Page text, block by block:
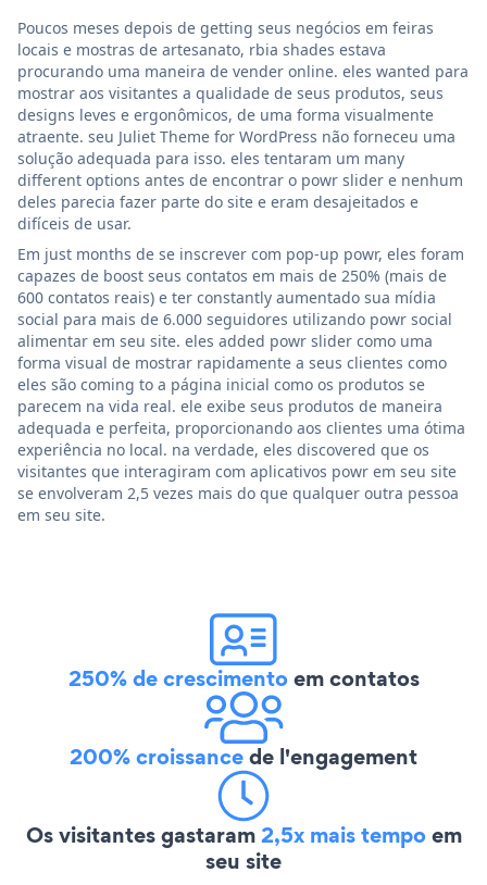
Poucos meses depois de getting seus negócios em feiras
locais e mostras de artesanato, rbia shades estava
procurando uma maneira de vender online. eles wanted para
mostrar aos visitantes a qualidade de seus produtos, seus
designs leves e ergonômicos, de uma forma visualmente
atraente. seu Juliet Theme for WordPress não forneceu uma
solução adequada para isso. eles tentaram um many
different options antes de encontrar o powr slider e nenhum
deles parecia fazer parte do site e eram desajeitados e
difíceis de usar.
Em just months de se inscrever com pop-up powr, eles foram
capazes de boost seus contatos em mais de 250% (mais de
600 contatos reais) e ter constantly aumentado sua mídia
social para mais de 6.000 seguidores utilizando powr social
alimentar em seu site. eles added powr slider como uma
forma visual de mostrar rapidamente a seus clientes como
eles são coming to a página inicial como os produtos se
parecem na vida real. ele exibe seus produtos de maneira
adequada e perfeita, proporcionando aos clientes uma ótima
experiência no local. na verdade, eles discovered que os
visitantes que interagiram com aplicativos powr em seu site
se envolveram 2,5 vezes mais do que qualquer outra pessoa
em seu site.
250% de crescimentoem contatos
200% croissancede l'engagement
Os visitantes gastaram2,5x mais tempoem
seu site